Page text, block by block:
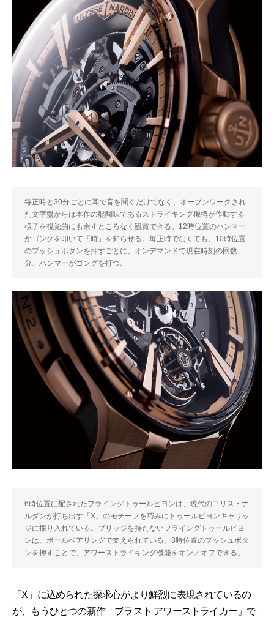
毎正時と30分ごとに耳で音を聞くだけでなく、オープンワークされ
た文字盤からは本作の醍醐味であるストライキング機構が作動する
様子を視覚的にも余すところなく観賞できる。12時位置のハンマー
がゴングを叩いて「時」を知らせる。毎正時でなくても、10時位置
のプッシュボタンを押すごとに、オンデマンドで現在時刻の回数
分、ハンマーがゴングを打つ。
6時位置に配されたフライングトゥールビヨンは、現代のユリス・ナ
ルダンが打ち出す「X」のモチーフを巧みにトゥールビヨンキャリッ
ジに採り入れている。ブリッジを持たないフライングトゥールビヨ
ンは、ボールベアリングで支えられている。8時位置のプッシュボタ
ンを押すことで、アワーストライキング機能をオン／オフできる。
「X」に込められた探求心がより鮮烈に表現されているの
が、もうひとつの新作「ブラスト アワーストライカー」で